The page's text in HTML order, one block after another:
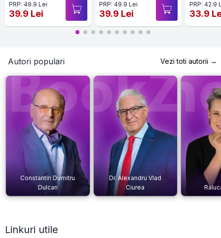
PRP: 49.9 Lei
39.9 Lei
PRP: 49.9 Lei
39.9 Lei
PRP: 42.9
33.9
Autori populari Vezi toti autorii →
Constantin Dumitru
Dulcan
Dr. Alexandru Vlad
Ciurea
Linkuri utile